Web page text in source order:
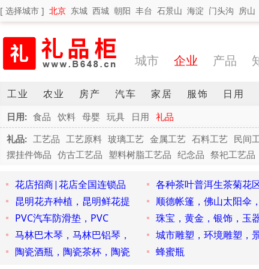
[ 选择城市 ] 北京 东城 西城 朝阳 丰台 石景山 海淀 门头沟 房山
城市 企业 产品
工业 农业 房产 汽车 家居 服饰 日用
日用: 食品 饮料 母婴 玩具 日用 礼品
礼品: 工艺品 工艺原料 玻璃工艺 金属工艺 石料工艺 民间
摆挂件饰品 仿古工艺品 塑料树脂工艺品 纪念品 祭祀工艺品
花店招商|花店全国连锁品 各种茶叶普洱生茶菊花
昆明花卉种植，昆明鲜花提
顺德帐篷，佛山太阳伞
PVC汽车防滑垫，PVC
珠宝，黄金，银饰，玉
马林巴木琴，马林巴铝琴，
城市雕塑，环境雕塑，
陶瓷酒瓶，陶瓷茶杯，陶瓷
蜂蜜瓶